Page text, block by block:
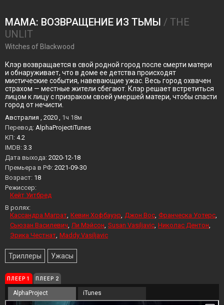
МАМА: ВОЗВРАЩЕНИЕ ИЗ ТЬМЫ / THE
UNLIT
Witches of Blackwood
Клэр возвращается в свой родной город после смерти матери
и обнаруживает, что в доме ее детства происходят
мистические события, навевающие ужас. Весь город охвачен
страхом — местные жители сбегают. Клэр решает встретиться
лицом к лицу с призраком своей умершей матери, чтобы спасти
город от нечисти.
Австралия , 2020 , 1ч 18м
Перевод: AlphaProjectiTunes
KП: 4.2
IMDB: 3.3
Дата выхода: 2020-12-18
Премьера в РФ: 2021-09-30
Возраст: 18
Режиссер:
Кейт Уитбред
В ролях:
Кассандра Маграт Кевин Хофбауэр Джон Вос Франческа Уотерс
Сьюзан Василевич Ли Мэйсон Susan Vasiljavic Николас Дентон
Эрика Честнат Maddy Vasiljavic
Триллеры Ужасы
ПЛЕЕР 1 ПЛЕЕР 2
AlphaProject iTunes